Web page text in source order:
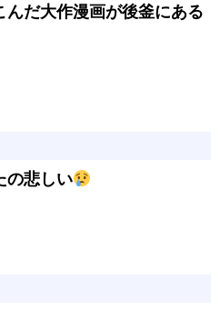
だ大作漫画が後釜にある
の悲しい